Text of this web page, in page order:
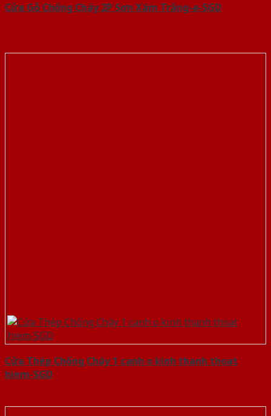
Cửa Gỗ Chống Cháy 2P Sơn Xám Trắng-a-SGD
Cửa Thép Chống Cháy 1 canh o kinh thanh thoat
hiem-SGD